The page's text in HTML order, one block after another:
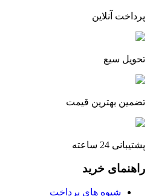
پرداخت آنلاین
تحویل سیع
تضمین بهترین قیمت
پشتیبانی 24 ساعته
راهنمای خرید
شیوه های پرداخت